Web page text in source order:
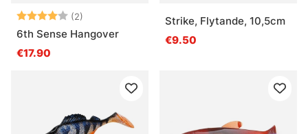
Arvio: (2)
4.0 5:sta tähdestä
6th Sense Hangover
€17.90
Strike, Flytande, 10,5cm
€9.50